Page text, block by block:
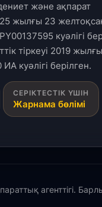
және ақпарат
жылғы 23
куәлігі
тіркеуі 2019
куәлігі берілген.
СЕРІКТЕСТІК ҮШІН
Жарнама бөлімі
агенттігі.